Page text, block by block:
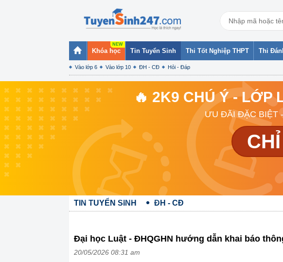
Khóa học Tin Tuyển Sinh
Vào lớp 6 Vào lớp 10 ĐH - CĐ Hỏi - Đáp
Thi Tốt Nghiệp THPT Thi
🔥 2K9 CHÚ Ý - LỚP
ƯU ĐÃI ĐẶC BIỆT
TIN TUYỂN SINH ĐH - CĐ
Đại học Luật - ĐHQGHN hướng dẫn khai báo
20/05/2026 08:31 am